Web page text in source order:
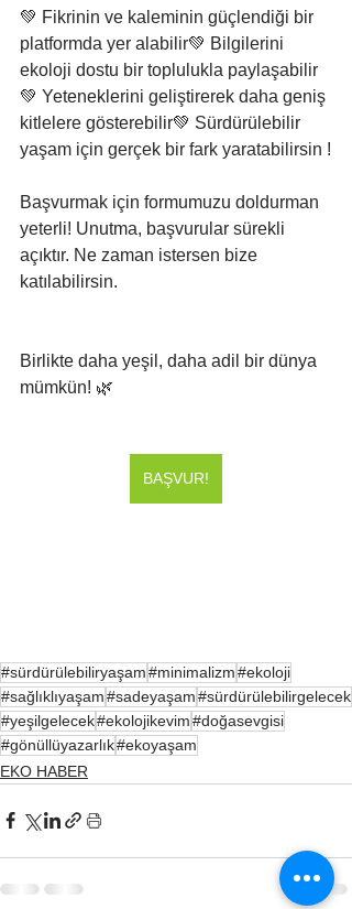
💚 Fikrinin ve kaleminin güçlendiği bir
platformda yer alabilir💚 Bilgilerini
ekoloji dostu bir toplulukla paylaşabilir
💚 Yeteneklerini geliştirerek daha geniş
kitlelere gösterebilir💚 Sürdürülebilir
yaşam için gerçek bir fark yaratabilirsin !
Başvurmak için formumuzu doldurman
yeterli! Unutma, başvurular sürekli
açıktır. Ne zaman istersen bize
katılabilirsin.
Birlikte daha yeşil, daha adil bir dünya
mümkün! 🌿
BAŞVUR!
#sürdürülebiliryaşam#minimalizm#ekoloji
#sağlıklıyaşam#sadeyaşam#sürdürülebilirgelecek
#yeşilgelecek#ekolojikevim#doğasevgisi
#gönüllüyazarlık#ekoyaşam
EKO HABER